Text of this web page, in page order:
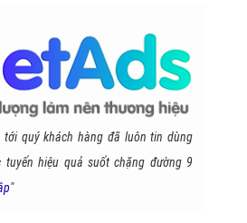
tới quý khách hàng đã luôn tin dùng
hiệu quả suốt chặng đường 9
"